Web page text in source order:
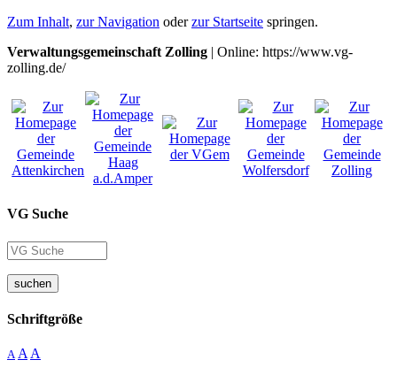
Zum Inhalt, zur Navigation oderzur Startseite springen.
Verwaltungsgemeinschaft Zolling | Online: https://www.vg-
zolling.de/
VG Suche
suchen
Schriftgröße
A A A